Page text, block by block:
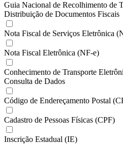
Guia Nacional de Recolhimento de
Distribuição de Documentos Fiscais
Nota Fiscal de Serviços Eletrônica
Nota Fiscal Eletrônica (NF-e)
Conhecimento de Transporte
Consulta de Dados
Código de Endereçamento Postal
Cadastro de Pessoas Físicas (CPF)
Inscrição Estadual (IE)